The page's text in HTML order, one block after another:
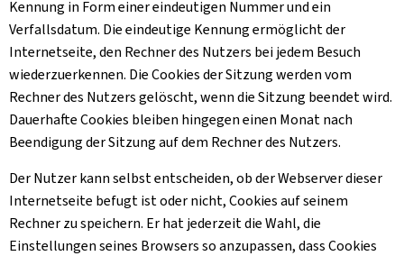
Kennung in Form einer eindeutigen Nummer und ein
Verfallsdatum. Die eindeutige Kennung ermöglicht der
Internetseite, den Rechner des Nutzers bei jedem Besuch
wiederzuerkennen. DieCookiesder Sitzung werden vom
Rechner des Nutzers gelöscht, wenn die Sitzung beendet wird.
DauerhafteCookies bleiben hingegen einen Monat nach
Beendigung der Sitzung auf dem Rechner des Nutzers.
Der Nutzer kann selbst entscheiden, ob der Webserver dieser
Internetseite befugt ist oder nicht, Cookies auf seinem
Rechner zu speichern. Er hat jederzeit die Wahl, die
Einstellungen seines Browsers so anzupassen, dassCookies